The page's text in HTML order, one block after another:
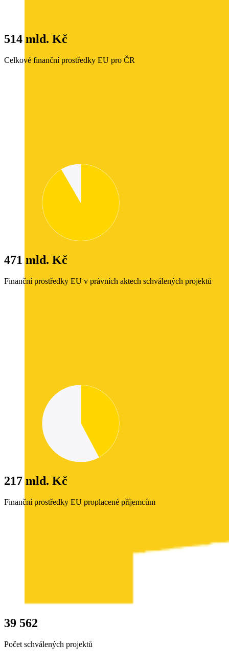
514 mld. Kč
Celkové finanční prostředky EU pro ČR
471 mld. Kč
Finanční prostředky EU v právních aktech schválených projektů
217 mld. Kč
Finanční prostředky EU proplacené příjemcům
39 562
Počet schválených projektů